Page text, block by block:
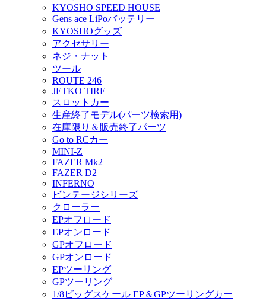
KYOSHO SPEED HOUSE
Gens ace LiPoバッテリー
KYOSHOグッズ
アクセサリー
ネジ・ナット
ツール
ROUTE 246
JETKO TIRE
スロットカー
生産終了モデル(パーツ検索用)
在庫限り＆販売終了パーツ
Go to RCカー
MINI-Z
FAZER Mk2
FAZER D2
INFERNO
ビンテージシリーズ
クローラー
EPオフロード
EPオンロード
GPオフロード
GPオンロード
EPツーリング
GPツーリング
1/8ビッグスケール EP＆GPツーリングカー